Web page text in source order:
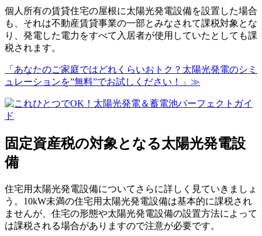
個人所有の賃貸住宅の屋根に太陽光発電設備を設置した場合
も、それは不動産賃貸事業の一部とみなされて課税対象とな
り、発電した電力をすべて入居者が使用していたとしても課
税されます。
「あなたのご家庭ではどれくらいおトク？太陽光発電のシミ
ュレーションを”無料”でお試しください！」≫
固定資産税の対象となる太陽光発電設
備
住宅用太陽光発電設備についてさらに詳しく見ていきましょ
う。10kW未満の住宅用太陽光発電設備は基本的に課税され
ませんが、住宅の形態や太陽光発電設備の設置方法によって
は課税される場合がありますので注意が必要です。